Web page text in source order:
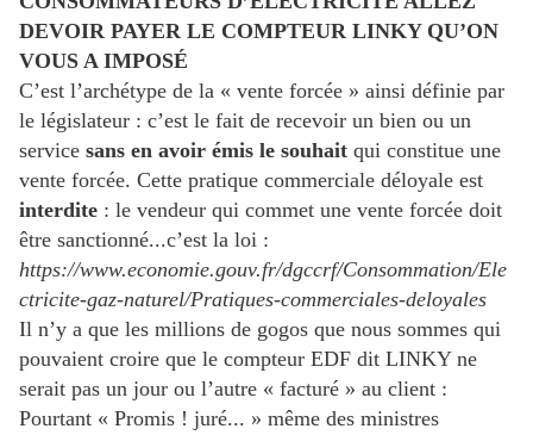
DEVOIR PAYER LE COMPTEUR LINKY QU’ON
VOUS A IMPOSÉ
C’est l’archétype de la « vente forcée » ainsi définie par
le législateur : c’est le fait de recevoir un bien ou un
service sans en avoir émis le souhait qui constitue une
vente forcée. Cette pratique commerciale déloyale est
interdite : le vendeur qui commet une vente forcée doit
être sanctionné...c’est la loi :
https://www.economie.gouv.fr/dgccrf/Consommation/Ele
ctricite-gaz-naturel/Pratiques-commerciales-deloyales
Il n’y a que les millions de gogos que nous sommes qui
pouvaient croire que le compteur EDF dit LINKY ne
serait pas un jour ou l’autre « facturé » au client :
Pourtant « Promis ! juré... » même des ministres